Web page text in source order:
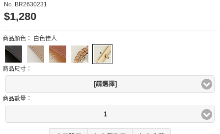
No. BR2630231
$1,280
商品顏色： 白色佳人
商品尺寸：
[請選擇]
商品數量：
1